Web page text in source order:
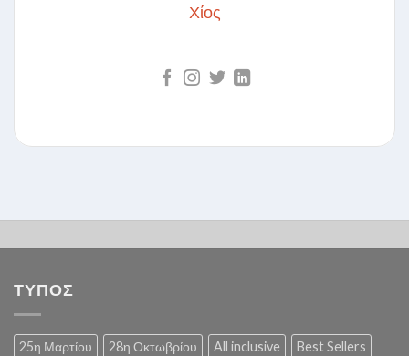
Χίος
ΤΥΠΟΣ
25η Μαρτίου 28η Οκτωβρίου All inclusive Best Sellers